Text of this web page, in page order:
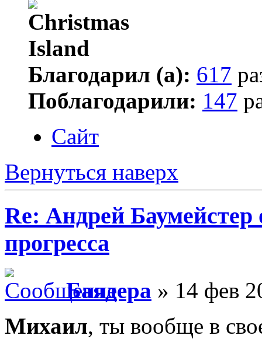
Благодарил (а): 617
Поблагодарили: 147
Сайт
Вернуться наверх
Re: Андрей Баумейстер
прогресса
Баядера » 14 фев
Михаил, ты вообще в